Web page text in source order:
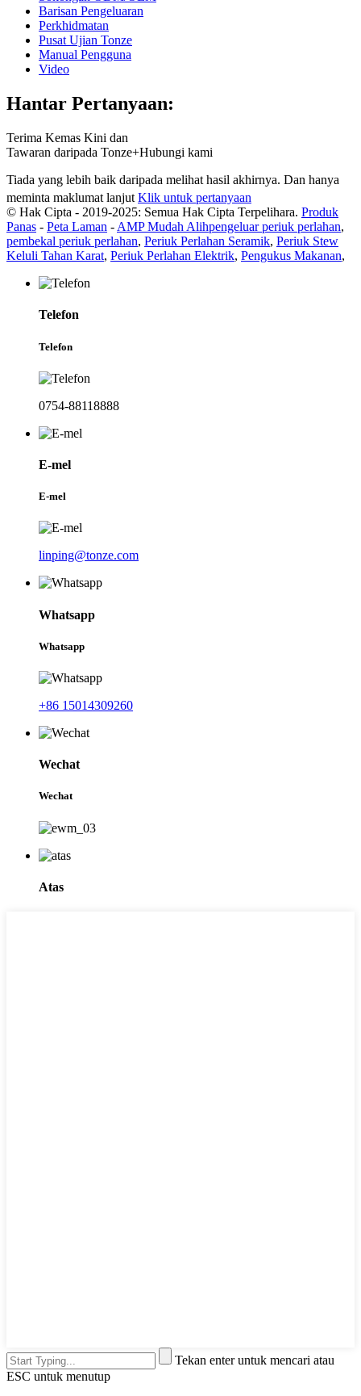
Barisan Pengeluaran
Perkhidmatan
Pusat Ujian Tonze
Manual Pengguna
Video
Hantar Pertanyaan:
Terima Kemas Kini dan
Tawaran daripada Tonze+Hubungi kami
Tiada yang lebih baik daripada melihat hasil akhirnya. Dan hanya
meminta maklumat lanjut Klik untuk pertanyaan
© Hak Cipta - 2019-2025: Semua Hak Cipta Terpelihara. Produk
Panas - Peta Laman - AMP Mudah Alihpengeluar periuk perlahan,
pembekal periuk perlahan, Periuk Perlahan Seramik, Periuk Stew
Keluli Tahan Karat, Periuk Perlahan Elektrik, Pengukus Makanan,
Telefon
Telefon
0754-88118888
E-mel
E-mel
linping@tonze.com
Whatsapp
Whatsapp
+86 15014309260
Wechat
Wechat
Atas
Tekan enter untuk mencari atau
ESC untuk menutup